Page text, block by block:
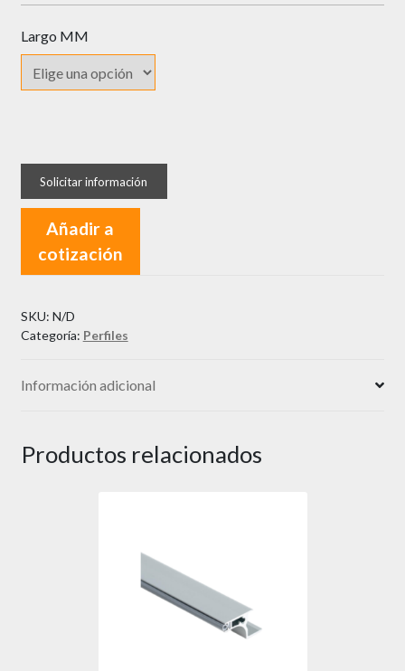
Largo MM
Regleta
LEAF
Sensor
cantidad
Añadir a
cotización
SKU: N/D
Categoría: Perfiles
Información adicional
Productos relacionados